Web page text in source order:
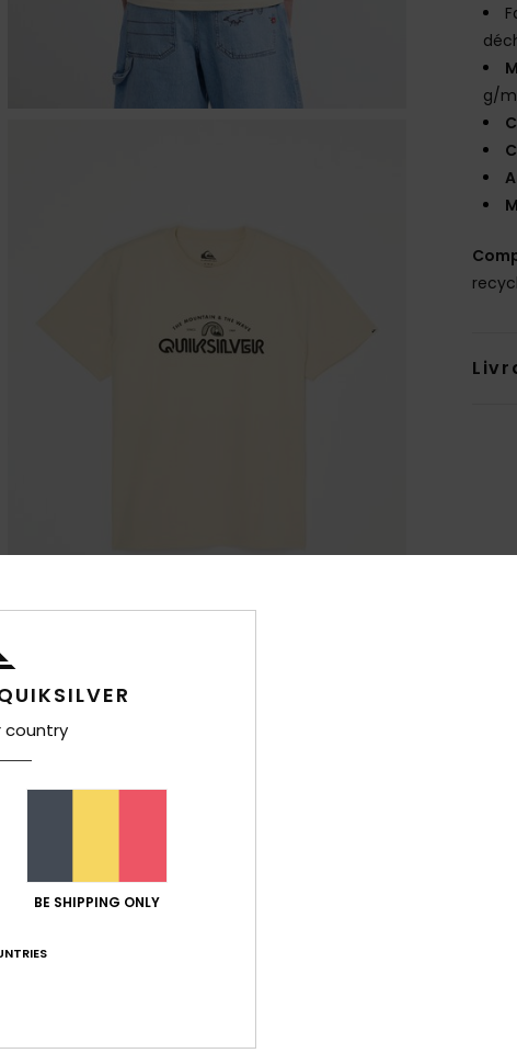
g/
country
BE SHIPPING ONLY